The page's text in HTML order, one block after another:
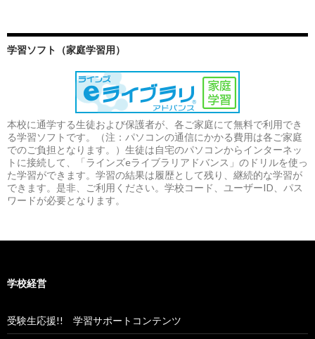
学習ソフト（家庭学習用）
本校に通学する生徒および保護者が、各ご家庭にて無料で利用でき
る学習ソフトです。（注：パソコンの通信にかかる費用は各ご家庭
でのご負担となります。）生徒は自宅のパソコンからインターネッ
トに接続して、「ラインズeライブラリアドバンス」のドリルを使っ
た学習ができます。学習の結果は履歴として残り、継続的な学習が
できます。是非、ご利用ください。学校コード、ユーザーID、パス
ワードが必要となります。
学校経営
受験生応援!! 学習サポートコンテンツ